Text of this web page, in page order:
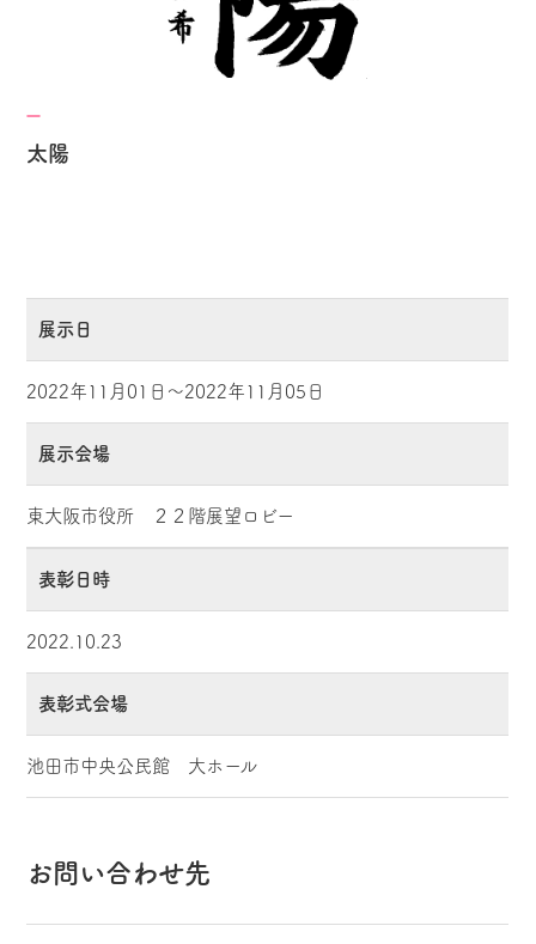
太陽
展示日
2022年11月01日～2022年11月05日
展示会場
東大阪市役所 ２２階展望ロビー
表彰日時
2022.10.23
表彰式会場
池田市中央公民館 大ホール
お問い合わせ先